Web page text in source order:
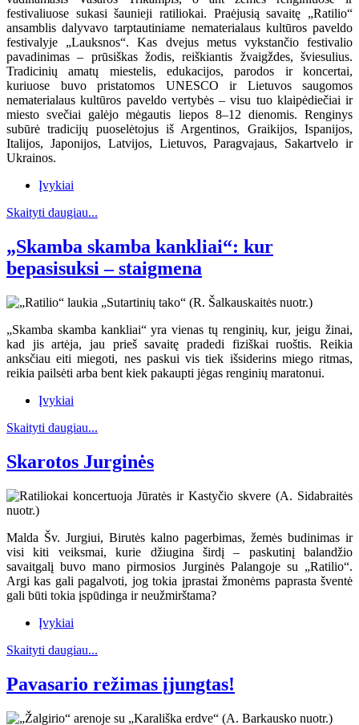
festivaliuose sukasi šaunieji ratiliokai. Praėjusią savaitę „Ratilio“
ansamblis dalyvavo tarptautiniame nematerialaus kultūros paveldo
festivalyje „Lauksnos“. Kas dvejus metus vykstančio festivalio
pavadinimas – prūsiškas žodis, reiškiantis žvaigždes, šviesulius.
Tradicinių amatų miestelis, edukacijos, parodos ir koncertai,
kuriuose buvo pristatomos UNESCO ir Lietuvos saugomos
nematerialaus kultūros paveldo vertybės – visu tuo klaipėdiečiai ir
miesto svečiai galėjo mėgautis liepos 8–12 dienomis. Renginys
subūrė tradicijų puoselėtojus iš Argentinos, Graikijos, Ispanijos,
Italijos, Japonijos, Latvijos, Lietuvos, Paragvajaus, Sakartvelo ir
Ukrainos.
Įvykiai
Skaityti daugiau...
„Skamba skamba kankliai“: kur
bepasisuksi – staigmena
„Skamba skamba kankliai“ yra vienas tų renginių, kur, jeigu žinai,
kad jis artėja, jau prieš savaitę pradedi fiziškai ruoštis. Reikia
anksčiau eiti miegoti, nes paskui vis tiek išsiderins miego ritmas,
reikia pailsėti arba bent kiek pakaupti jėgas renginių maratonui.
Įvykiai
Skaityti daugiau...
Skarotos Jurginės
Malda Šv. Jurgiui, Birutės kalno pagerbimas, žemės budinimas ir
visi kiti veiksmai, kurie džiugina širdį – paskutinį balandžio
savaitgalį buvo mano pirmosios Jurginės Palangoje su „Ratilio“.
Argi kas gali pagalvoti, jog tokia įprastai žmonėms paprasta šventė
gali būti tokia įspūdinga ir neužmirštama?
Įvykiai
Skaityti daugiau...
Pavasario režimas įjungtas!